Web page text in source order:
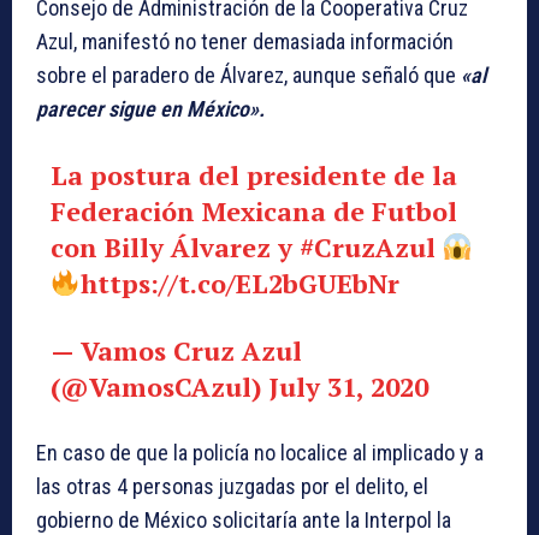
Consejo de Administración de la Cooperativa Cruz
Azul, manifestó no tener demasiada información
sobre el paradero de Álvarez, aunque señaló que «al
parecer sigue en México».
La postura del presidente de la
Federación Mexicana de Futbol
con Billy Álvarez y #CruzAzul
https://t.co/EL2bGUEbNr
— Vamos Cruz Azul
(@VamosCAzul) July 31, 2020
En caso de que la policía no localice al implicado y a
las otras 4 personas juzgadas por el delito, el
gobierno de México solicitaría ante la Interpol la